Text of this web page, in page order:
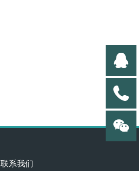
联系我们